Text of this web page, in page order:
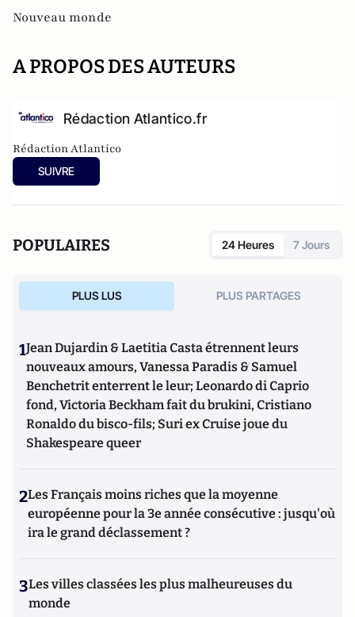
Nouveau monde
A PROPOS DES AUTEURS
Rédaction Atlantico.fr
Rédaction Atlantico
SUIVRE
POPULAIRES 24 Heures 7 Jours
PLUS LUS PLUS PARTAGES
1Jean Dujardin & Laetitia Casta étrennent leurs
nouveaux amours, Vanessa Paradis & Samuel
Benchetrit enterrent le leur; Leonardo di Caprio
fond, Victoria Beckham fait du brukini, Cristiano
Ronaldo du bisco-fils; Suri ex Cruise joue du
Shakespeare queer
2Les Français moins riches que la moyenne
européenne pour la 3e année consécutive : jusqu'où
ira le grand déclassement ?
3Les villes classées les plus malheureuses du
monde